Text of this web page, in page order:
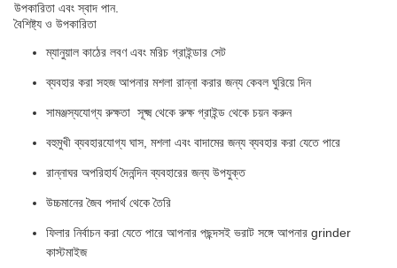
উপকারিতা এবং স্বাদ পান.
বৈশিষ্ট্য ও উপকারিতা
ম্যানুয়াল কাঠের লবণ এবং মরিচ গ্রাইন্ডার সেট
ব্যবহার করা সহজ আপনার মশলা রান্না করার জন্য কেবল ঘুরিয়ে দিন
সামঞ্জস্যযোগ্য রুক্ষতা ️ সূক্ষ্ম থেকে রুক্ষ গ্রাইন্ড থেকে চয়ন করুন
বহুমুখী ব্যবহারযোগ্য ঘাস, মশলা এবং বাদামের জন্য ব্যবহার করা যেতে পারে
রান্নাঘর অপরিহার্য দৈনন্দিন ব্যবহারের জন্য উপযুক্ত
উচ্চমানের জৈব পদার্থ থেকে তৈরি
ফিলার নির্বাচন করা যেতে পারে আপনার পছন্দসই ভরাট সঙ্গে আপনার grinder
কাস্টমাইজ